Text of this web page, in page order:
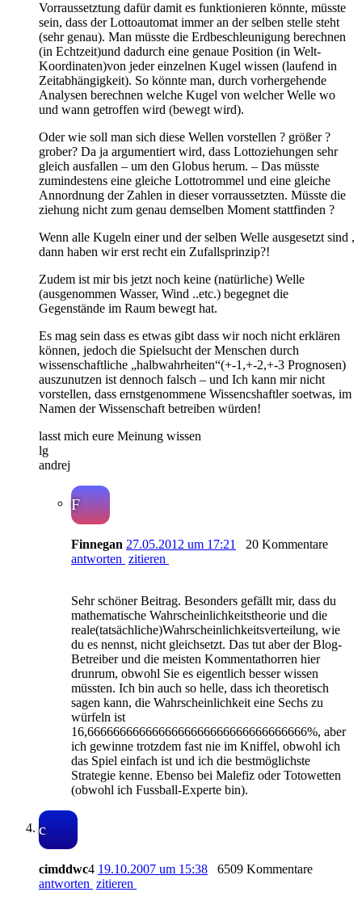
Vorraussetztung dafür damit es funktionieren könnte, müsste
sein, dass der Lottoautomat immer an der selben stelle steht
(sehr genau). Man müsste die Erdbeschleunigung berechnen
(in Echtzeit)und dadurch eine genaue Position (in Welt-
Koordinaten)von jeder einzelnen Kugel wissen (laufend in
Zeitabhängigkeit). So könnte man, durch vorhergehende
Analysen berechnen welche Kugel von welcher Welle wo
und wann getroffen wird (bewegt wird).
Oder wie soll man sich diese Wellen vorstellen ? größer ?
grober? Da ja argumentiert wird, dass Lottoziehungen sehr
gleich ausfallen – um den Globus herum. – Das müsste
zumindestens eine gleiche Lottotrommel und eine gleiche
Annordnung der Zahlen in dieser vorraussetzten. Müsste die
ziehung nicht zum genau demselben Moment stattfinden ?
Wenn alle Kugeln einer und der selben Welle ausgesetzt sind ,
dann haben wir erst recht ein Zufallsprinzip?!
Zudem ist mir bis jetzt noch keine (natürliche) Welle
(ausgenommen Wasser, Wind ..etc.) begegnet die
Gegenstände im Raum bewegt hat.
Es mag sein dass es etwas gibt dass wir noch nicht erklären
können, jedoch die Spielsucht der Menschen durch
wissenschaftliche „halbwahrheiten“(+-1,+-2,+-3 Prognosen)
auszunutzen ist dennoch falsch – und Ich kann mir nicht
vorstellen, dass ernstgenommene Wissencshaftler soetwas, im
Namen der Wissenschaft betreiben würden!
lasst mich eure Meinung wissen
lg
andrej
F
Finnegan 27.05.2012 um 17:21
20 Kommentare
antworten zitieren
Sehr schöner Beitrag. Besonders gefällt mir, dass du
mathematische Wahrscheinlichkeitstheorie und die
reale(tatsächliche)Wahrscheinlichkeitsverteilung, wie
du es nennst, nicht gleichsetzt. Das tut aber der Blog-
Betreiber und die meisten Kommentathorren hier
drunrum, obwohl Sie es eigentlich besser wissen
müssten. Ich bin auch so helle, dass ich theoretisch
sagen kann, die Wahrscheinlichkeit eine Sechs zu
würfeln ist
16,6666666666666666666666666666666666%, aber
ich gewinne trotzdem fast nie im Kniffel, obwohl ich
das Spiel einfach ist und ich die bestmöglichste
Strategie kenne. Ebenso bei Malefiz oder Totowetten
(obwohl ich Fussball-Experte bin).
c
cimddwc4 19.10.2007 um 15:38
6509 Kommentare
antworten zitieren